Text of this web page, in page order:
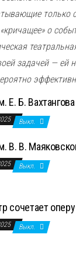
только
о
задачей — ей
Е. Б. Вахтангова
Выкл.
В. В.
Выкл.
сочетает
Выкл.